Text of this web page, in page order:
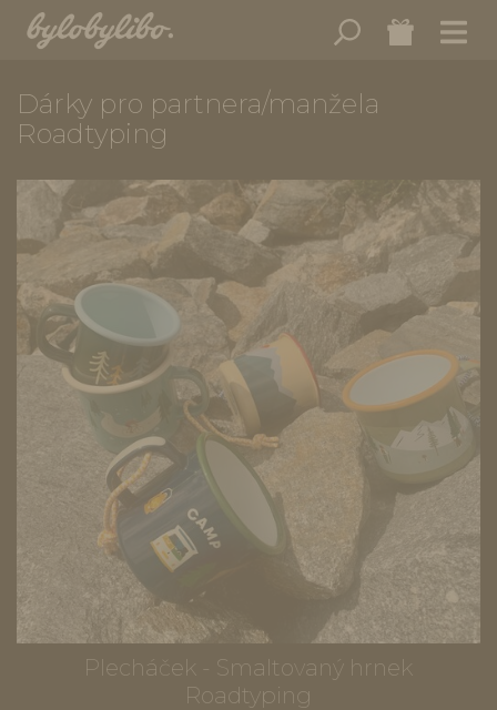
Dárky pro partnera/manžela
Roadtyping
Plecháček - Smaltovaný hrnek
Roadtyping